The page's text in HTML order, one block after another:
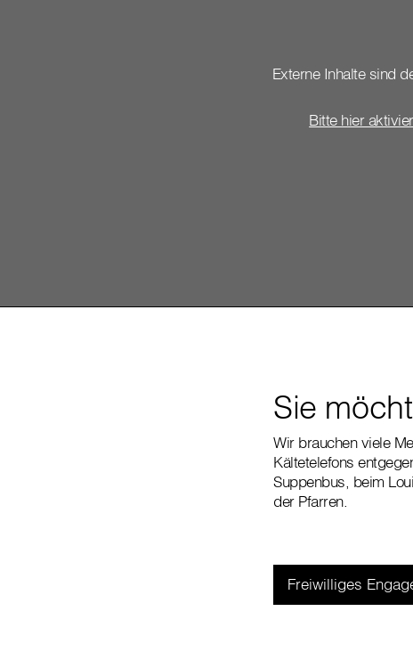
Externe Inhalte sind
Bitte hier
Sie
Wir brauchen viele
Kältetelefons
Suppenbus, beim
der Pfarren.
Freiwilliges